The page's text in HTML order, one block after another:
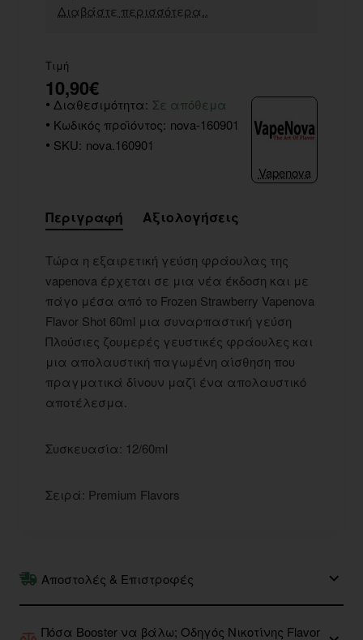
Διαβάστε περισσότερα..
Τιμή
10,90€
Διαθεσιμότητα: Σε απόθεμα
Κωδικός προϊόντος: nova-160901
SKU: nova.160901
Vapenova
Περιγραφή Αξιολογήσεις
Τώρα η εξαιρετική γεύση φράουλας της
vapenova έρχεται σε μια νέα έκδοση και με
πάγο μέσα από το Frozen Strawberry Vapenova
Flavor Shot 60ml μια συναρπαστική γεύση
Πλούσιες ζουμερές γευστικές φράουλες και
μια απολαυστική παγωμένη αίσθηση που
πραγματικά δίνουν μαζί ένα απολαυστικό
αποτέλεσμα.
Συσκευασία: 12/60ml
Σειρά: Premium Flavors
Αποστολές & Επιστροφές
Πόσα Booster να βάλω; Οδηγός Νικοτίνης Flavor